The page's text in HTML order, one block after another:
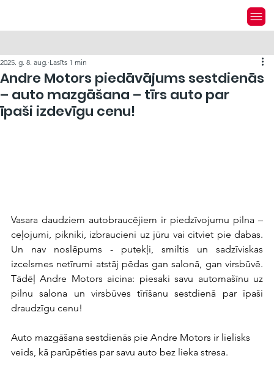
Andre Motors piedāvājums sestdienās
– auto mazgāšana – tīrs auto par
īpaši izdevīgu cenu!
2025. g. 8. aug. Lasīts 1 min
Vasara daudziem autobraucējiem ir piedzīvojumu pilna –
ceļojumi, pikniki, izbraucieni uz jūru vai citviet pie dabas.
Un nav noslēpums - putekļi, smiltis un sadzīviskas
izcelsmes netīrumi atstāj pēdas gan salonā, gan virsbūvē.
Tādēļ Andre Motors aicina: piesaki savu automašīnu uz
pilnu salona un virsbūves tīrīšanu sestdienā par īpaši
draudzīgu cenu!
Auto mazgāšana sestdienās pie Andre Motors ir lielisks
veids, kā parūpēties par savu auto bez lieka stresa.